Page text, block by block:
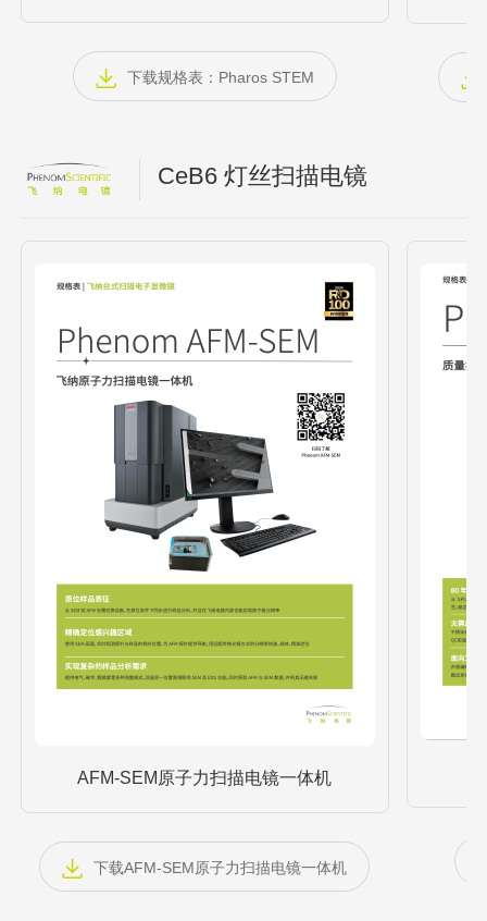
下载规格表：Pharos STEM
CeB6 灯丝扫描电镜
AFM-SEM原子力扫描电镜一体机
下载AFM-SEM原子力扫描电镜一体机